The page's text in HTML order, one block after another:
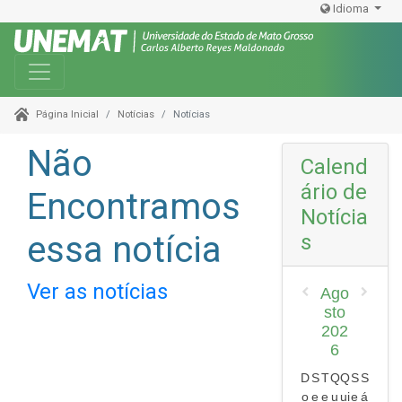
Idioma
Toggle navigation
Página Inicial Notícias Notícias
Não
Encontramos
essa notícia
Ver as notícias
Calend
ário de
Notícia
s
Ago
sto
202
6
D
o
S
e
T
e
Q
u
Q
ui
S
e
S
á